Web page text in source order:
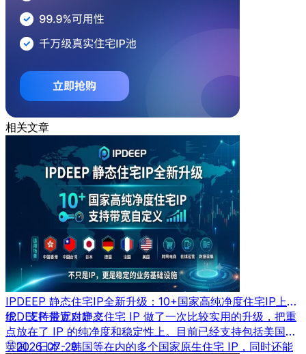
相关文章
IPDEEP 静态住宅IP全新升级：10+国家高纯净度住宅IP上
线，支持带宽自定义
IPDEEP 最近对静态住宅 IP 做了一次比较实用的升级，把重
点放在了 IP 的纯净度和稳定性上。目前已经支持包括美国、
英国、日本、韩国等在内的多个国家原生住宅 IP，同时还能
2026-07-28